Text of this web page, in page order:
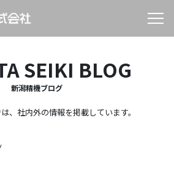
SEIKI BLOG
新潟精機ブログ
、社内外の情報を掲載しています。